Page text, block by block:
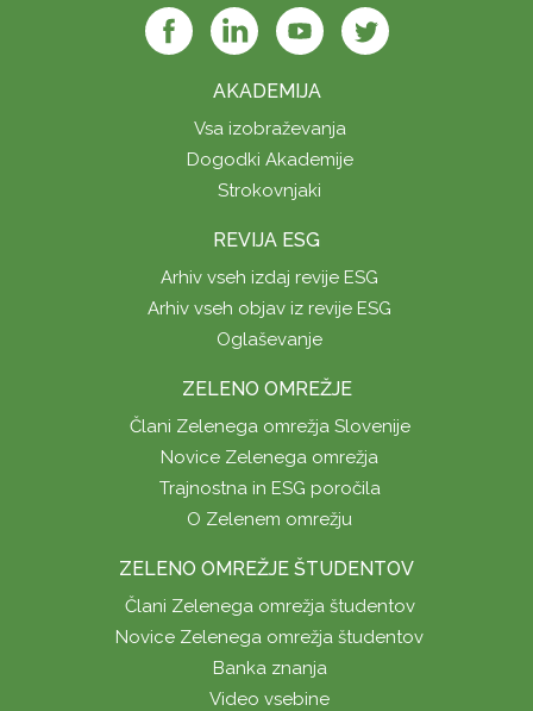
AKADEMIJA
Vsa izobraževanja
Dogodki Akademije
Strokovnjaki
REVIJA ESG
Arhiv vseh izdaj revije ESG
Arhiv vseh objav iz revije ESG
Oglaševanje
ZELENO OMREŽJE
Člani Zelenega omrežja Slovenije
Novice Zelenega omrežja
Trajnostna in ESG poročila
O Zelenem omrežju
ZELENO OMREŽJE ŠTUDENTOV
Člani Zelenega omrežja študentov
Novice Zelenega omrežja študentov
Banka znanja
Video vsebine